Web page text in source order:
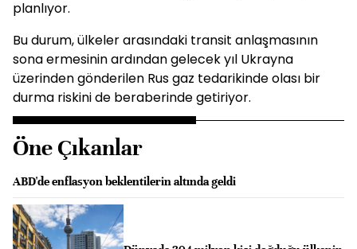
planlıyor.
Bu durum, ülkeler arasındaki transit anlaşmasının
sona ermesinin ardından gelecek yıl Ukrayna
üzerinden gönderilen Rus gaz tedarikinde olası bir
durma riskini de beraberinde getiriyor.
Öne Çıkanlar
ABD'de enflasyon beklentilerin altında geldi